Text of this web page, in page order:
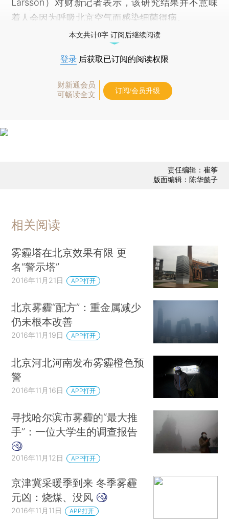
Larsson）对财新记者表示，该研究结果并不意味
着人会因为呼吸北京空气而感染细菌得病。
本文共计0字 订阅后继续阅读
登录 后获取已订阅的阅读权限
财新通会员
可畅读全文
订阅/会员升级
责任编辑：崔筝
版面编辑：陈华懿子
相关阅读
雾霾塔在北京效果有限 更
名“警示塔”
2016年11月21日 APP打开
北京雾霾“配方”：重金属减少
仍未根本改善
2016年11月19日 APP打开
北京河北河南发布雾霾橙色预
警
2016年11月16日 APP打开
寻找哈尔滨市雾霾的“最大推
手”：一位大学生的调查报告
2016年11月12日 APP打开
京津冀采暖季到来 冬季雾霾
元凶：烧煤、没风
2016年11月11日 APP打开